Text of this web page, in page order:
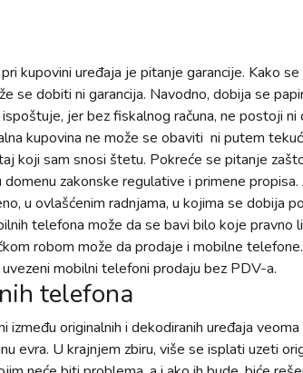
kupovini uređaja je pitanje garancije. Kako
se dobiti ni garancija. Navodno, dobija se
jer bez fiskalnog računa, ne postoji
kupovina ne može se obaviti ni putem
koji sam snosi štetu. Pokreće se pitanje
zakonske regulative i primene
u ovlašćenim radnjama, u kojima se dobija
telefona može da se bavi bilo koje
robom može da prodaje i mobilne
mobilni telefoni prodaju bez PDV-a.
telefona
između originalnih i dekodiranih uređaja
evra. U krajnjem zbiru, više se isplati uzeti